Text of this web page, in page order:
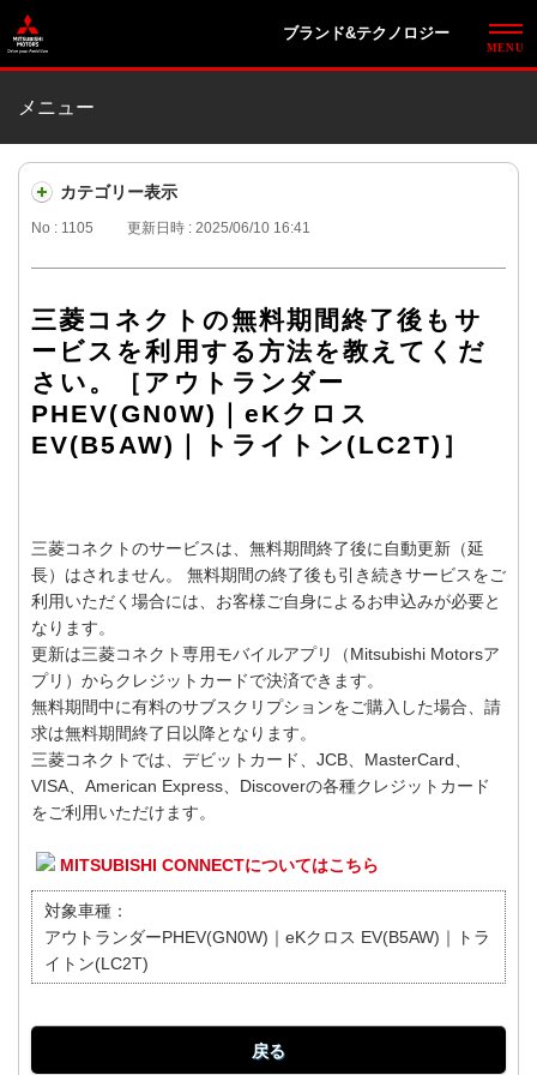
ブランド&テクノロジー
メニュー
カテゴリー表示
No : 1105 更新日時 : 2025/06/10 16:41
三菱コネクトの無料期間終了後もサ
ービスを利用する方法を教えてくだ
さい。［アウトランダー
PHEV(GN0W)｜eKクロス
EV(B5AW)｜トライトン(LC2T)］
三菱コネクトのサービスは、無料期間終了後に自動更新（延
長）はされません。 無料期間の終了後も引き続きサービスをご
利用いただく場合には、お客様ご自身によるお申込みが必要と
なります。
更新は三菱コネクト専用モバイルアプリ（Mitsubishi Motorsア
プリ）からクレジットカードで決済できます。
無料期間中に有料のサブスクリプションをご購入した場合、請
求は無料期間終了日以降となります。
三菱コネクトでは、デビットカード、JCB、MasterCard、
VISA、American Express、Discoverの各種クレジットカード
をご利用いただけます。
MITSUBISHI CONNECTについてはこちら
対象車種：
アウトランダーPHEV(GN0W)｜eKクロス EV(B5AW)｜トラ
イトン(LC2T)
戻る